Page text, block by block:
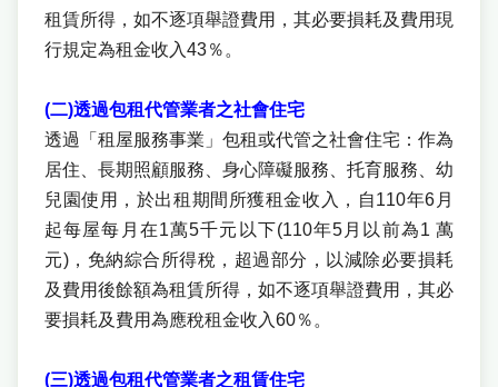
租賃所得，如不逐項舉證費用，其必要損耗及費用現
行規定為租金收入43％。
(二)透過包租代管業者之社會住宅
透過「租屋服務事業」包租或代管之社會住宅：作為
居住、長期照顧服務、身心障礙服務、托育服務、幼
兒園使用，於出租期間所獲租金收入，自110年6月
起每屋每月在1萬5千元以下(110年5月以前為1 萬
元)，免納綜合所得稅，超過部分，以減除必要損耗
及費用後餘額為租賃所得，如不逐項舉證費用，其必
要損耗及費用為應稅租金收入60％。
(三)透過包租代管業者之租賃住宅